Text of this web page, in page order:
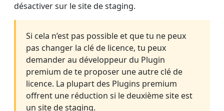
désactiver sur le site de staging.
Si cela n’est pas possible et que tu ne peux
pas changer la clé de licence, tu peux
demander au développeur du Plugin
premium de te proposer une autre clé de
licence. La plupart des Plugins premium
offrent une réduction si le deuxième site est
un site de staging.